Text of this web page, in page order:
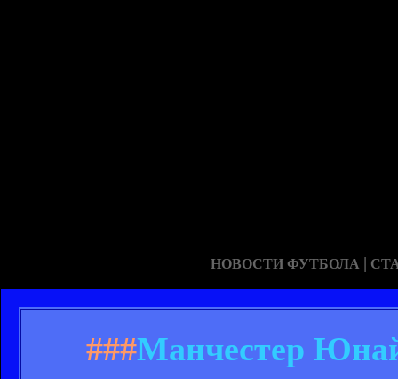
НОВОСТИ ФУТБОЛА |
###Манчестер